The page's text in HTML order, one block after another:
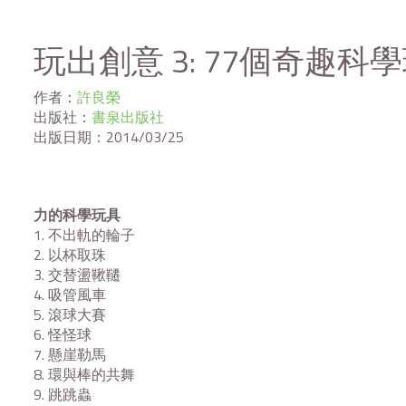
玩出創意 3: 77個奇趣科
作者： 許良榮
出版社： 書泉出版社
出版日期： 2014/03/25
力的科學玩具
1. 不出軌的輪子
2. 以杯取珠
3. 交替盪鞦韆
4. 吸管風車
5. 滾球大賽
6. 怪怪球
7. 懸崖勒馬
8. 環與棒的共舞
9. 跳跳蟲